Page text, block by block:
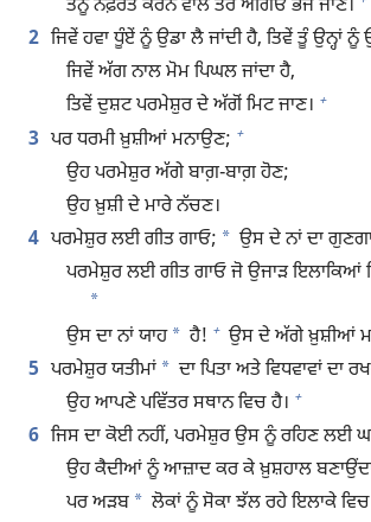
ਤੈਨੂੰ ਨਫ਼ਰਤ ਕਰਨ ਵਾਲੇ ਤੇਰੇ ਅੱਗਿਓਂ ਭੱਜ ਜਾਣ।
2 ਜਿਵੇਂ ਹਵਾ ਧੂੰਏਂ ਨੂੰ ਉਡਾ ਲੈ ਜਾਂਦੀ ਹੈ, ਤਿਵੇਂ ਤੂੰ ਉਨ੍ਹਾਂ ਨੂੰ
ਜਿਵੇਂ ਅੱਗ ਨਾਲ ਮੋਮ ਪਿਘਲ ਜਾਂਦਾ ਹੈ,
ਤਿਵੇਂ ਦੁਸ਼ਟ ਪਰਮੇਸ਼ੁਰ ਦੇ ਅੱਗੋਂ ਮਿਟ ਜਾਣ। +
3 ਪਰ ਧਰਮੀ ਖ਼ੁਸ਼ੀਆਂ ਮਨਾਉਣ; +
ਉਹ ਪਰਮੇਸ਼ੁਰ ਅੱਗੇ ਬਾਗ਼-ਬਾਗ਼ ਹੋਣ;
ਉਹ ਖ਼ੁਸ਼ੀ ਦੇ ਮਾਰੇ ਨੱਚਣ।
4 ਪਰਮੇਸ਼ੁਰ ਲਈ ਗੀਤ ਗਾਓ; * ਉਸ ਦੇ ਨਾਂ ਦਾ
ਪਰਮੇਸ਼ੁਰ ਲਈ ਗੀਤ ਗਾਓ ਜੋ ਉਜਾੜ ਇਲਾਕਿਆਂ
*
ਉਸ ਦਾ ਨਾਂ ਯਾਹ * ਹੈ! + ਉਸ ਦੇ ਅੱਗੇ ਖ਼ੁਸ਼ੀਆਂ
5 ਪਰਮੇਸ਼ੁਰ ਯਤੀਮਾਂ * ਦਾ ਪਿਤਾ ਅਤੇ ਵਿਧਵਾਵਾਂ ਦਾ
ਉਹ ਆਪਣੇ ਪਵਿੱਤਰ ਸਥਾਨ ਵਿਚ ਹੈ। +
6 ਜਿਸ ਦਾ ਕੋਈ ਨਹੀਂ, ਪਰਮੇਸ਼ੁਰ ਉਸ ਨੂੰ ਰਹਿਣ ਲਈ
ਉਹ ਕੈਦੀਆਂ ਨੂੰ ਆਜ਼ਾਦ ਕਰ ਕੇ ਖ਼ੁਸ਼ਹਾਲ
ਪਰ ਅੜਬ * ਲੋਕਾਂ ਨੂੰ ਸੋਕਾ ਝੱਲ ਰਹੇ ਇਲਾਕੇ ਵਿਚ